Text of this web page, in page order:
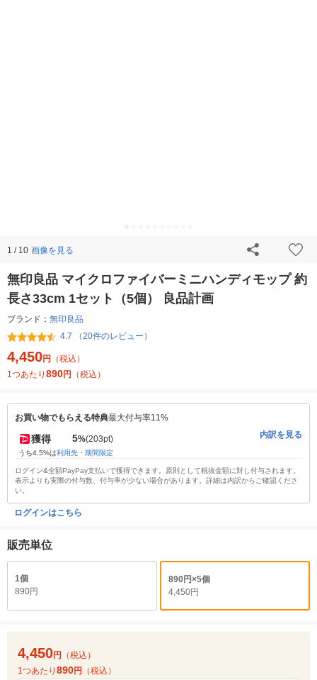
1 / 10 画像を見る
無印良品 マイクロファイバーミニハンディモップ 約
長さ33cm 1セット（5個） 良品計画
ブランド： 無印良品
4.7 （20件のレビュー）
4,450円
（税込）
1つあたり 890円 （税込）
お買い物でもらえる特典最大付与率11%
獲得 5%(203pt)
うち4.5%は利用先・期間限定
内訳を見る
ログイン&全額PayPay支払いで獲得できます。原則として税抜金額に対し付与されます。
表示よりも実際の付与数、付与率が少ない場合があります。詳細は内訳からご確認くださ
い。
ログインはこちら
販売単位
1個
890円
890円×5個
4,450円
4,450円
（税込）
1つあたり 890円 （税込）